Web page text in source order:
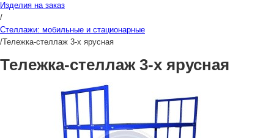
Изделия на заказ
/
Стеллажи: мобильные и стационарные
/Тележка-стеллаж 3-х ярусная
Тележка-стеллаж 3-х ярусная